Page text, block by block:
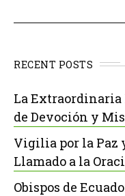
RECENT POSTS
La Extraordinaria
de Devoción y
Vigilia por la Paz
Llamado a la
Obispos de